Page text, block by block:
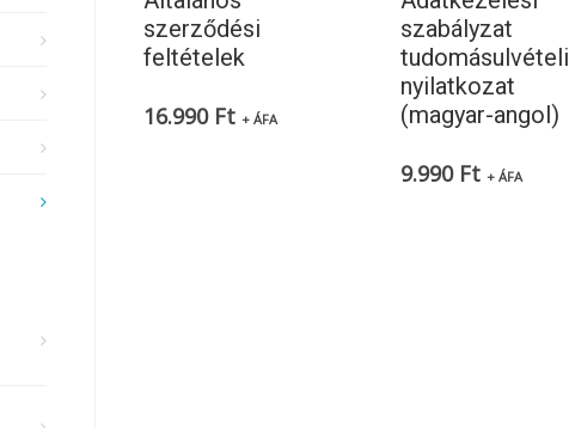
szerződési
feltételek
16.990 Ft + ÁFA
szabályzat
tudomásulvételi
nyilatkozat
(magyar-angol)
9.990 Ft + ÁFA